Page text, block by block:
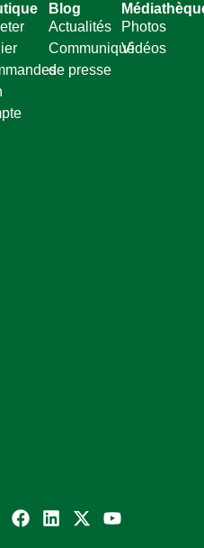
Blog
Actualités
Communiqué
de presse
Photos
Vidéos